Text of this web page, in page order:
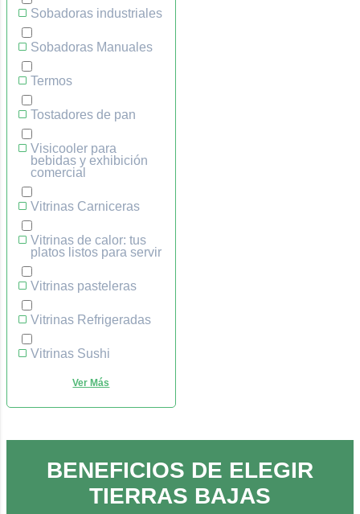
Sobadoras industriales
Sobadoras Manuales
Termos
Tostadores de pan
Visicooler para
bebidas y exhibición
comercial
Vitrinas Carniceras
Vitrinas de calor: tus
platos listos para servir
Vitrinas pasteleras
Vitrinas Refrigeradas
Vitrinas Sushi
BENEFICIOS DE ELEGIR
TIERRAS BAJAS